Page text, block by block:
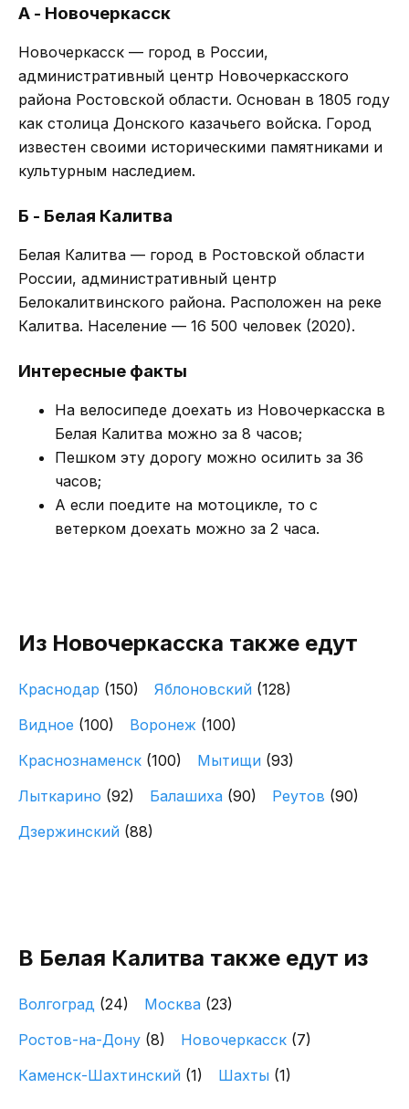
А - Новочеркасск
Новочеркасск — город в России,
административный центр Новочеркасского
района Ростовской области. Основан в 1805 году
как столица Донского казачьего войска. Город
известен своими историческими памятниками и
культурным наследием.
Б - Белая Калитва
Белая Калитва — город в Ростовской области
России, административный центр
Белокалитвинского района. Расположен на реке
Калитва. Население — 16 500 человек (2020).
Интересные факты
На велосипеде доехать из Новочеркасска в
Белая Калитва можно за 8 часов;
Пешком эту дорогу можно осилить за 36
часов;
А если поедите на мотоцикле, то с
ветерком доехать можно за 2 часа.
Из Новочеркасска также едут
Краснодар (150) Яблоновский (128)
Видное (100) Воронеж (100)
Краснознаменск (100) Мытищи (93)
Лыткарино (92) Балашиха (90) Реутов (90)
Дзержинский (88)
В Белая Калитва также едут из
Волгоград (24) Москва (23)
Ростов-на-Дону (8) Новочеркасск (7)
Каменск-Шахтинский (1) Шахты (1)